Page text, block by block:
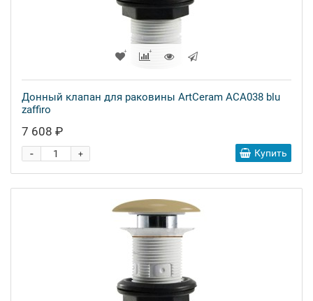
Донный клапан для раковины ArtCeram ACA038 blu
zaffiro
7 608 ₽
+
- Купить